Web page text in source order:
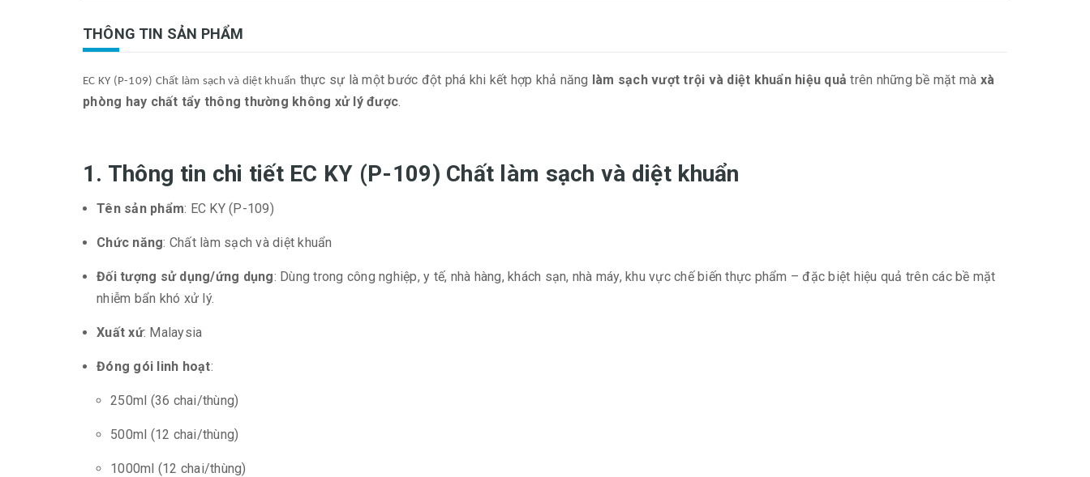
THÔNG TIN SẢN PHẨM
EC KY (P-109) Chất làm sạch và diệt khuẩn thực sự là một bước đột phá khi kết hợp khả năng làm sạch vượt trội và diệt khuẩn hiệu quả trên những bề mặt mà xà
phòng hay chất tẩy thông thường không xử lý được.
1. Thông tin chi tiết EC KY (P-109) Chất làm sạch và diệt khuẩn
Tên sản phẩm: EC KY (P-109)
Chức năng: Chất làm sạch và diệt khuẩn
Đối tượng sử dụng/ứng dụng: Dùng trong công nghiệp, y tế, nhà hàng, khách sạn, nhà máy, khu vực chế biến thực phẩm – đặc biệt hiệu quả trên các bề mặt
nhiễm bẩn khó xử lý.
Xuất xứ: Malaysia
Đóng gói linh hoạt:
250ml (36 chai/thùng)
500ml (12 chai/thùng)
1000ml (12 chai/thùng)